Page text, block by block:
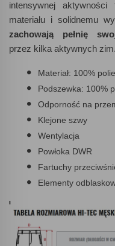
intensywnej
materiału i solidnemu
zachowają pełnię
przez kilka aktywnych zim.
Materiał: 100%
Podszewka: 100%
Odporność na
Klejone szwy
Wentylacja
Powłoka DWR
Fartuchy
Elementy